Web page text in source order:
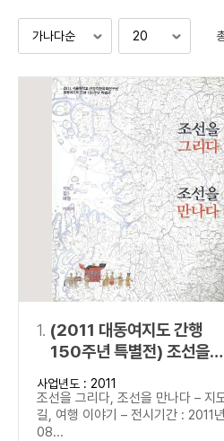
검색 연산자 사
연산자
AND
OR
NOT
동시에 여러 개의 연산자
1. (2011 대동여지도 간행
150주년 특별전) 조선을
그리다, 조선을 만나다
사업년도 : 2011
조선을 그리다, 조선을 만나다 – 지
길, 여행 이야기 – 전시기간 : 2011년
08...